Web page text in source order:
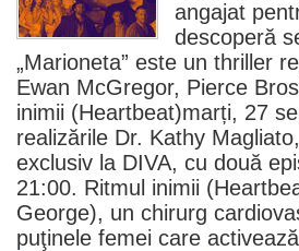
angajat
descoperă
„Marioneta” este un thriller
Ewan McGregor, Pierce
inimii (Heartbeat)marți, 27
realizările Dr. Kathy
exclusiv la DIVA, cu două
21:00. Ritmul inimii
George), un chirurg
puţinele femei care